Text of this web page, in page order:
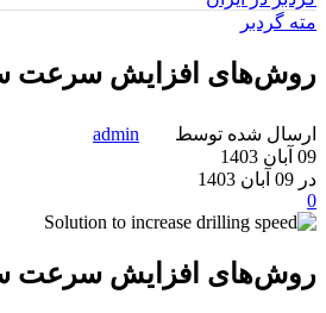
مته گردبر
روش‌های افزایش سرعت
ارسال شده توسط
admin
09 آبان 1403
در 09 آبان 1403
0
روش‌های افزایش سرعت